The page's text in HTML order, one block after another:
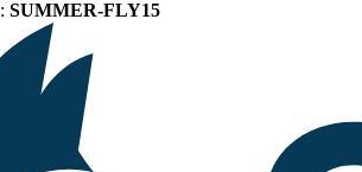
SUMMER-FLY15